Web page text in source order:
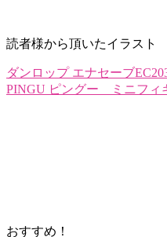
読者様から頂いたイラスト
ダンロップ エナセーブ
PINGU ピングー ミニフィ
おすすめ！